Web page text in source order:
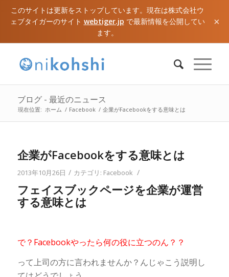
このサイトは更新をストップしています。現在は株式会社ウ
ェブタイガーのサイト webtiger.jp で最新情報を公開してい
ます。
×
ブログ - 最近のニュース
現在位置: ホーム / Facebook / 企業がFacebookをする意味とは
企業がFacebookをする意味とは
2013年10月26日 / カテゴリ: Facebook /
フェイスブックページを企業が運営
する意味とは
で？Facebookやったら何の役に立つのん？？
って上司の方に言われませんか？んじゃこう説明し